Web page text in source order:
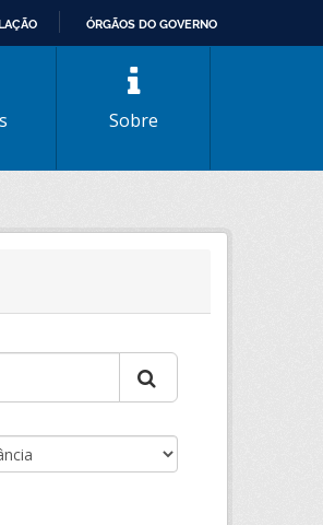
ÓRGÃOS DO GOVERNO
Sobre